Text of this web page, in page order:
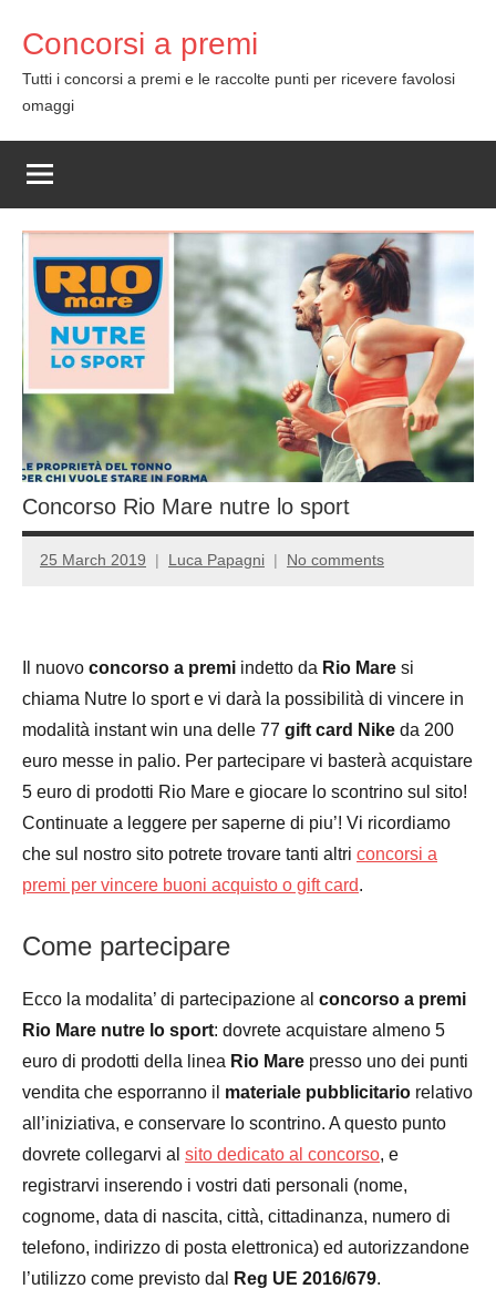
content
Concorsi a premi
Tutti i concorsi a premi e le raccolte punti per ricevere favolosi
omaggi
Concorso Rio Mare nutre lo sport
25 March 2019 Luca Papagni No comments
Il nuovo concorso a premi indetto da Rio Mare si
chiama Nutre lo sport e vi darà la possibilità di vincere in
modalità instant win una delle 77 gift card Nike da 200
euro messe in palio. Per partecipare vi basterà acquistare
5 euro di prodotti Rio Mare e giocare lo scontrino sul sito!
Continuate a leggere per saperne di piu’! Vi ricordiamo
che sul nostro sito potrete trovare tanti altri concorsi a
premi per vincere buoni acquisto o gift card.
Come partecipare
Ecco la modalita’ di partecipazione al concorso a premi
Rio Mare nutre lo sport: dovrete acquistare almeno 5
euro di prodotti della linea Rio Mare presso uno dei punti
vendita che esporranno il materiale pubblicitario relativo
all’iniziativa, e conservare lo scontrino. A questo punto
dovrete collegarvi al sito dedicato al concorso, e
registrarvi inserendo i vostri dati personali (nome,
cognome, data di nascita, città, cittadinanza, numero di
telefono, indirizzo di posta elettronica) ed autorizzandone
l’utilizzo come previsto dal
Reg UE 2016/679.